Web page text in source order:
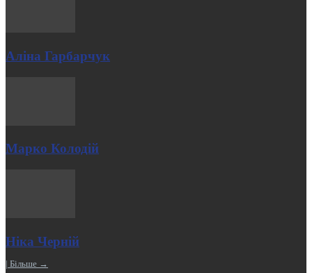
Аліна Гарбарчук
Марко Колодій
Ніка Черній
| Більше →